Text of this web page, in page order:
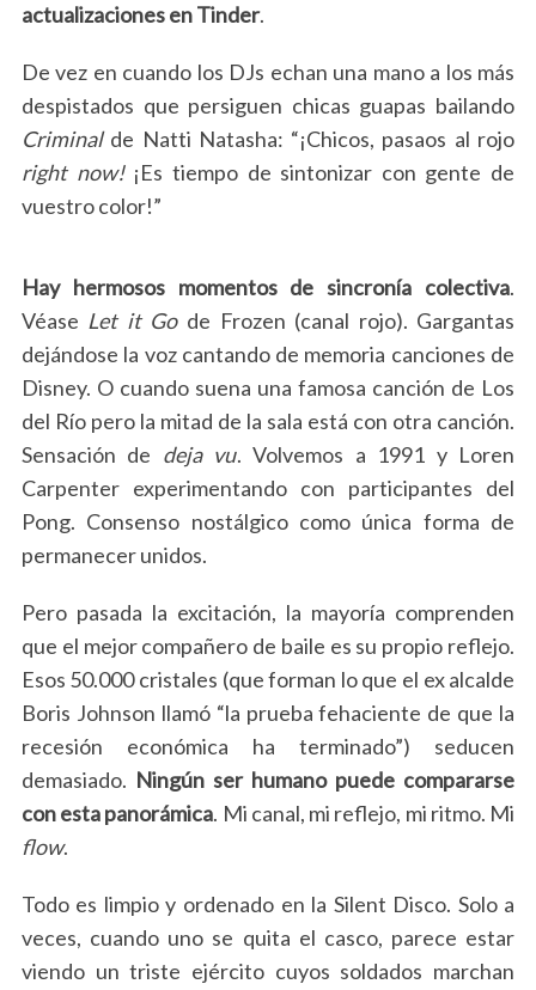
actualizaciones en Tinder.
De vez en cuando los DJs echan una mano a los más
despistados que persiguen chicas guapas bailando
Criminalde Natti Natasha: “¡Chicos, pasaos al rojo
right now!¡Es tiempo de sintonizar con gente de
vuestro color!”
Hay hermosos momentos de sincronía colectiva.
Véase Let it Gode Frozen (canal rojo). Gargantas
dejándose la voz cantando de memoria canciones de
Disney. O cuando suena una famosa canción de Los
del Río pero la mitad de la sala está con otra canción.
Sensación de deja vu. Volvemos a 1991 y Loren
Carpenter experimentando con participantes del
Pong. Consenso nostálgico como única forma de
permanecer unidos.
Pero pasada la excitación, la mayoría comprenden
que el mejor compañero de baile es su propio reflejo.
Esos 50.000 cristales (que forman lo que el ex alcalde
Boris Johnson llamó “la prueba fehaciente de que la
recesión económica ha terminado”) seducen
demasiado. Ningún ser humano puede compararse
con esta panorámica. Mi canal, mi reflejo, mi ritmo. Mi
flow.
Todo es limpio y ordenado en la Silent Disco. Solo a
veces, cuando uno se quita el casco, parece estar
viendo un triste ejército cuyos soldados marchan